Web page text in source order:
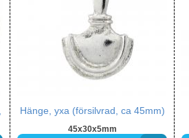
Hänge, yxa (försilvrad, ca 45mm)
45x30x5mm